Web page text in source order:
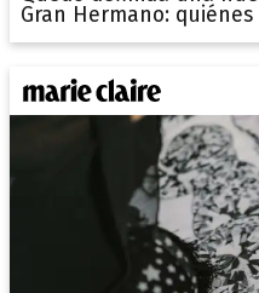
Gran Hermano: quiénes